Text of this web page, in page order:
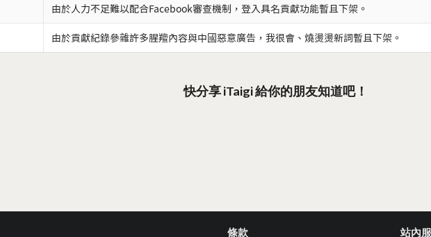
由於人力不足難以配合Facebook審查機制，登入具名貢獻功能暫且下架。
由於貢獻紀錄參雜許多腥羶內容與中國惡意廣告，我很會、燒燙燙新詞暫且下架。
快分享 iTaigi 給你的朋友知道吧！
條款 站內